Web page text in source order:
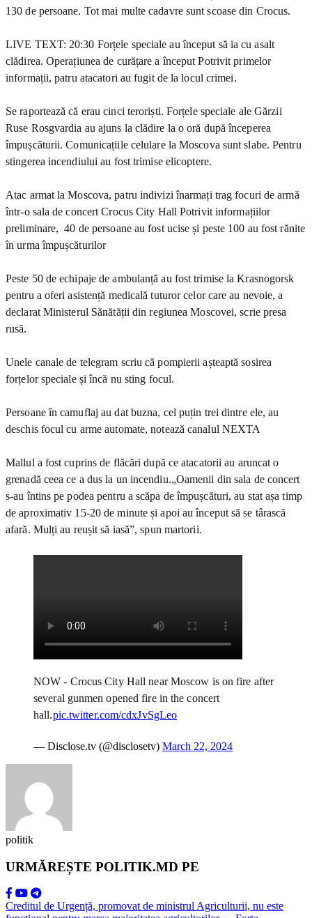
130 de persoane. Tot mai multe cadavre sunt scoase din Crocus.
LIVE TEXT: 20:30 Forțele speciale au început să ia cu asalt
clădirea. Operațiunea de curățare a început Potrivit primelor
informații, patru atacatori au fugit de la locul crimei.
Se raportează că erau cinci teroriști. Forțele speciale ale Gărzii
Ruse Rosgvardia au ajuns la clădire la o oră după începerea
împușcăturii. Comunicațiile celulare la Moscova sunt slabe. Pentru
stingerea incendiului au fost trimise elicoptere.
Atac armat la Moscova, patru indivizi înarmați trag focuri de armă
într-o sala de concert Crocus City Hall Potrivit informațiilor
preliminare, 40 de persoane au fost ucise și peste 100 au fost rănite
în urma împușcăturilor
Peste 50 de echipaje de ambulanță au fost trimise la Krasnogorsk
pentru a oferi asistență medicală tuturor celor care au nevoie, a
declarat Ministerul Sănătății din regiunea Moscovei, scrie presa
rusă.
Unele canale de telegram scriu că pompierii așteaptă sosirea
forțelor speciale și încă nu sting focul.
Persoane în camuflaj au dat buzna, cel puțin trei dintre ele, au
deschis focul cu arme automate, notează canalul NEXTA
Mallul a fost cuprins de flăcări după ce atacatorii au aruncat o
grenadă ceea ce a dus la un incendiu.„Oamenii din sala de concert
s-au întins pe podea pentru a scăpa de împușcături, au stat așa timp
de aproximativ 15-20 de minute și apoi au început să se târască
afară. Mulți au reușit să iasă”, spun martorii.
NOW - Crocus City Hall near Moscow is on fire after
several gunmen opened fire in the concert
hall.pic.twitter.com/cdxJvSgLeo
— Disclose.tv (@disclosetv) March 22, 2024
politik
URMĂREȘTE POLITIK.MD PE
Creditul de Urgență, promovat de ministrul Agriculturii, nu este